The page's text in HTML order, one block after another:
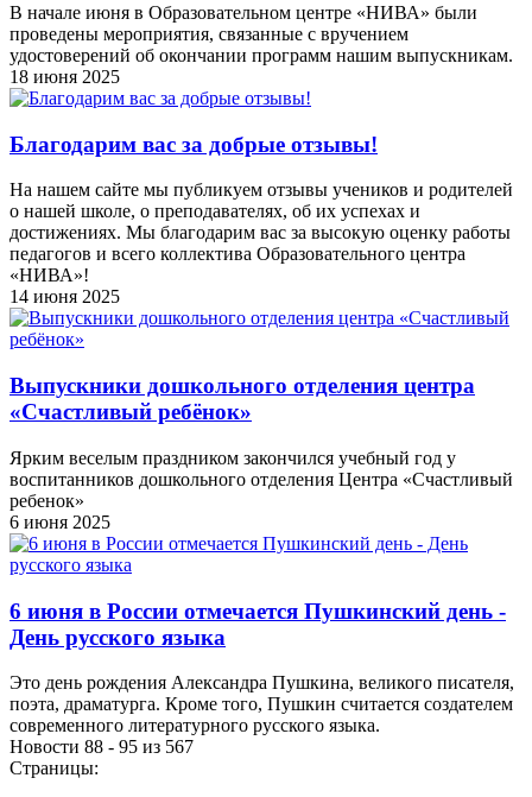
В начале июня в Образовательном центре «НИВА» были
проведены мероприятия, связанные с вручением
удостоверений об окончании программ нашим выпускникам.
18 июня 2025
Благодарим вас за добрые отзывы!
На нашем сайте мы публикуем отзывы учеников и родителей
о нашей школе, о преподавателях, об их успехах и
достижениях. Мы благодарим вас за высокую оценку работы
педагогов и всего коллектива Образовательного центра
«НИВА»!
14 июня 2025
Выпускники дошкольного отделения центра
«Счастливый ребёнок»
Ярким веселым праздником закончился учебный год у
воспитанников дошкольного отделения Центра «Счастливый
ребенок»
6 июня 2025
6 июня в России отмечается Пушкинский день -
День русского языка
Это день рождения Александра Пушкина, великого писателя,
поэта, драматурга. Кроме того, Пушкин считается создателем
современного литературного русского языка.
Новости 88 - 95 из 567
Страницы: